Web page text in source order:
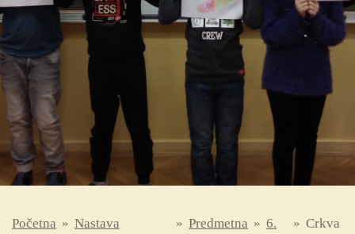
Početna » Nastava
» Predmetna » 6.
» Crkva